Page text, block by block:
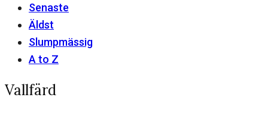
Senaste
Äldst
Slumpmässig
A to Z
Vallfärd